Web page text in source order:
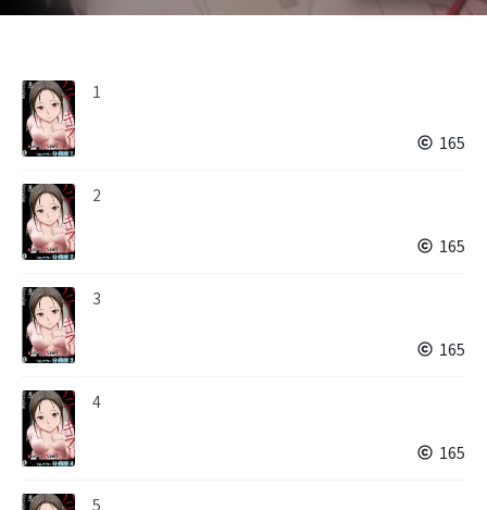
1
165
2
165
3
165
4
165
5